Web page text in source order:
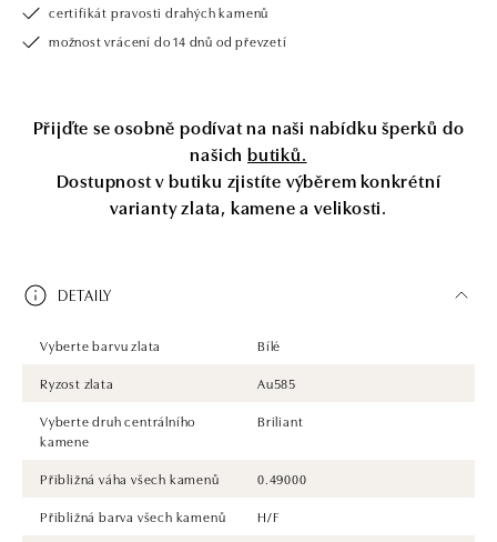
certifikát pravosti drahých kamenů
možnost vrácení do 14 dnů od převzetí
Přijďte se osobně podívat na naši nabídku šperků do
našich butiků.
Dostupnost v butiku zjistíte výběrem konkrétní
varianty zlata, kamene a velikosti.
DETAILY
Vyberte barvu zlata
Bílé
Ryzost zlata
Au585
Vyberte druh centrálního
kamene
Briliant
Přibližná váha všech kamenů
0.49000
Přibližná barva všech kamenů
H/F